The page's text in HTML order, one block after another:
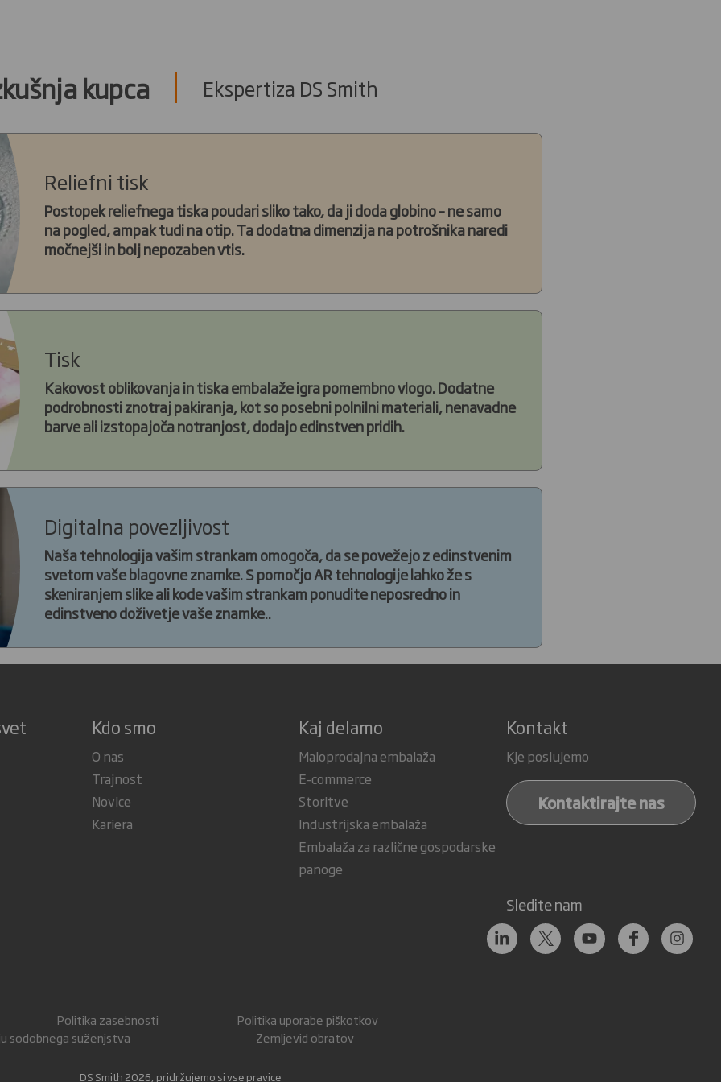
kupca Ekspertiza DS Smith
Reliefni tisk
Postopek reliefnega tiska poudari sliko tako, da ji doda globino – ne samo
na pogled, ampak tudi na otip. Ta dodatna dimenzija na potrošnika naredi
močnejši in bolj nepozaben vtis.
Tisk
Kakovost oblikovanja in tiska embalaže igra pomembno vlogo. Dodatne
podrobnosti znotraj pakiranja, kot so posebni polnilni materiali, nenavadne
barve ali izstopajoča notranjost, dodajo edinstven pridih.
Digitalna povezljivost
Naša tehnologija vašim strankam omogoča, da se povežejo z edinstvenim
svetom vaše blagovne znamke. S pomočjo AR tehnologije lahko že s
skeniranjem slike ali kode vašim strankam ponudite neposredno in
edinstveno doživetje vaše znamke..
Kdo smo
O nas
Trajnost
Novice
Kariera
Kaj delamo
Maloprodajna embalaža
E-commerce
Storitve
Industrijska embalaža
Embalaža za različne gospodarske
panoge
Kontakt
Kje poslujemo
Kontaktirajte nas
Sledite nam
Politika zasebnosti
Politika uporabe piškotkov
sodobnega suženjstva
Zemljevid obratov
DS Smith 2026, pridržujemo si vse pravice